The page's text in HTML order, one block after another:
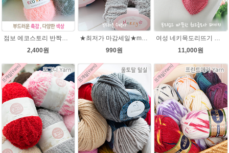
점보 에코스토리 반짝이 80g 대용량 수세미뜨기 뜨개실 친환경소품 뜨개질실//웰빙수세미실/반짝이수세미실/반짝이뜨개실/ 수세미실/대용량수세미/빤짝이실
2,400원
★최저가 마감세일★merry메리/털실/수면뜨개실/뜨개질실/손뜨개실/목도리털실
990원
여성 네키목도리뜨기 그레이스메리노울 뜨개실 2볼 DIY
11,000원